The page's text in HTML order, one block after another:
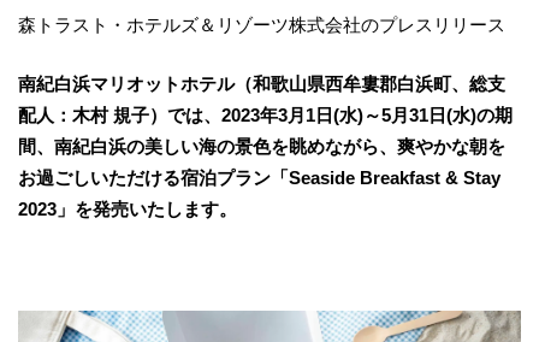
森トラスト・ホテルズ＆リゾーツ株式会社のプレスリリース
南紀白浜マリオットホテル（和歌山県西牟婁郡白浜町、総支
配人：木村 規子）では、2023年3月1日(水)～5月31日(水)の期
間、南紀白浜の美しい海の景色を眺めながら、爽やかな朝を
お過ごしいただける宿泊プラン「Seaside Breakfast & Stay
2023」を発売いたします。